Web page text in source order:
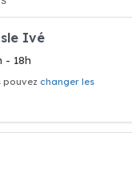
Ivé
- 18h
pouvez changer les